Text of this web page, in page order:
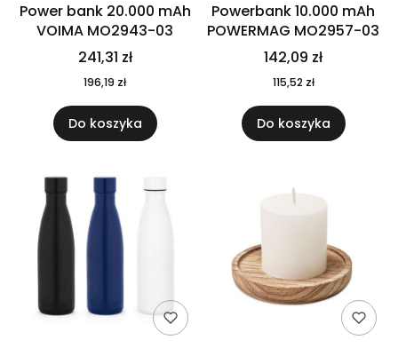
Power bank 20.000 mAh
VOIMA MO2943-03
241,31 zł
196,19 zł
Do koszyka
Powerbank 10.000 mAh
POWERMAG MO2957-03
142,09 zł
115,52 zł
Do koszyka